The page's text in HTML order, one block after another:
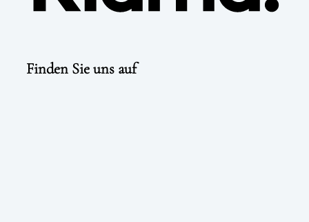
Finden Sie uns auf